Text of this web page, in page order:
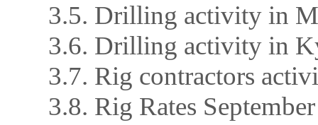
3.5. Drilling activity in
3.6. Drilling activity in
3.7. Rig contractors
3.8. Rig Rates